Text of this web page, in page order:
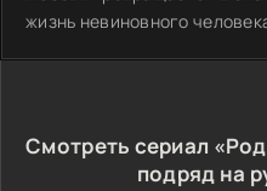
жизнь невиновного
Смотреть сериал
подряд на